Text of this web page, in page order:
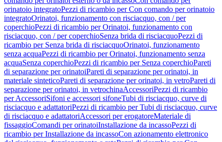
orinatoio integratoPezzi di ricambio per Con comando per orinatoio
integratoOrinatoi, funzionamento con risciacquo, con / per
coperchioPezzi di ricambio per Orinatoi, funzionamento con
risciacquo, con / per coperchioSenza brida di risciacquoPezzi di
ricambio per Senza brida di risciacquoOrinatoi, funzionamento
senza acquaPezzi di ricambio per Orinatoi, funzionamento senza
acquaSenza coperchioPezzi di ricambio per Senza coperchioPareti
di separazione per orinatoiPareti di separazione per orinatoi, in
materiale sinteticoPareti di separazione per orinatoi, in vetroPareti di
separazione per orinatoi, in vetrochinaAccessoriPezzi di ricambio
per AccessoriSifoni e accessori sifoneTubi di risciacquo, curve di
risciacquo e adattatoriPezzi di ricambio per Tubi di risciacquo, curve
di risciacquo e adattatoriAccessori per erogatoreMateriale di
fissaggioComandi per orinatoiInstallazione da incassoPezzi di
ricambio per Installazione da incassoCon azionamento elettronico